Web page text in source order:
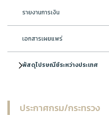
รายงานการเงิน
เอกสารเผยแพร่
พัสดุไปรษณีย์ระหว่างประเทศ
ประกาศกรม/กระทรวง